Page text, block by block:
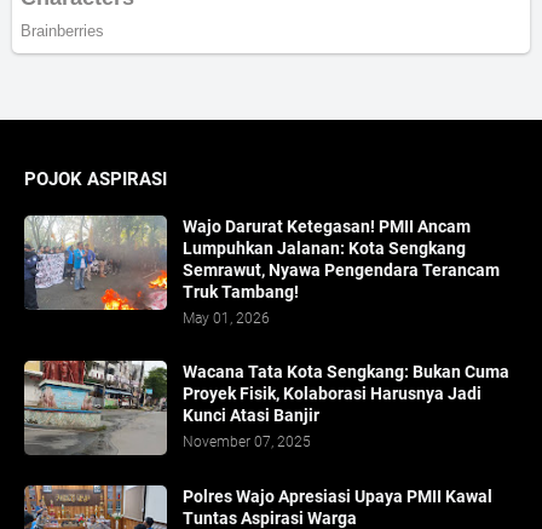
POJOK ASPIRASI
Wajo Darurat Ketegasan! PMII Ancam
Lumpuhkan Jalanan: Kota Sengkang
Semrawut, Nyawa Pengendara Terancam
Truk Tambang!
May 01, 2026
​Wacana Tata Kota Sengkang: Bukan Cuma
Proyek Fisik, Kolaborasi Harusnya Jadi
Kunci Atasi Banjir
November 07, 2025
Polres Wajo Apresiasi Upaya PMII Kawal
Tuntas Aspirasi Warga